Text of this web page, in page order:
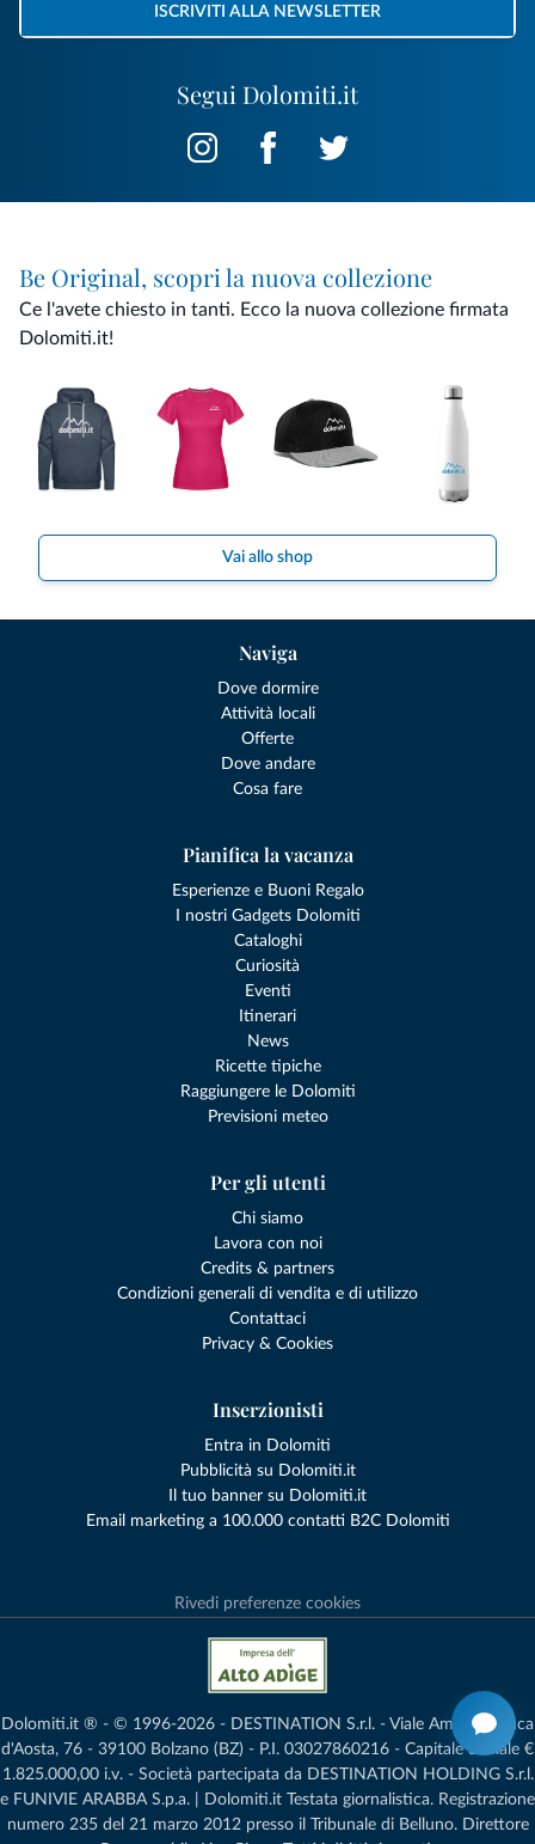
Segui Dolomiti.it
ISCRIVITI ALLA NEWSLETTER
Be Original, scopri la nuova collezione
Ce l'avete chiesto in tanti. Ecco la nuova collezione firmata
Dolomiti.it!
Vai allo shop
Naviga
Dove dormire
Attività locali
Offerte
Dove andare
Cosa fare
Pianifica la vacanza
Esperienze e Buoni Regalo
I nostri Gadgets Dolomiti
Cataloghi
Curiosità
Eventi
Itinerari
News
Ricette tipiche
Raggiungere le Dolomiti
Previsioni meteo
Per gli utenti
Chi siamo
Lavora con noi
Credits & partners
Condizioni generali di vendita e di utilizzo
Contattaci
Privacy & Cookies
Inserzionisti
Entra in Dolomiti
Pubblicità su Dolomiti.it
Il tuo banner su Dolomiti.it
Email marketing a 100.000 contatti B2C Dolomiti
Rivedi preferenze cookies
Dolomiti.it ® - © 1996-2026 - DESTINATION S.r.l. - Viale Amedeo Duca
d'Aosta, 76 - 39100 Bolzano (BZ) - P.I. 03027860216 - Capitale Sociale €
1.825.000,00 i.v. - Società partecipata da DESTINATION HOLDING S.r.l.
e FUNIVIE ARABBA S.p.a. | Dolomiti.it Testata giornalistica. Registrazione
numero 235 del 21 marzo 2012 presso il Tribunale di Belluno.­ Direttore